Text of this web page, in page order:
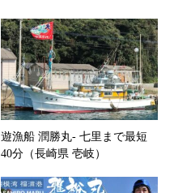
遊漁船 潤勝丸‐ 七里まで最短
40分（長崎県 壱岐）